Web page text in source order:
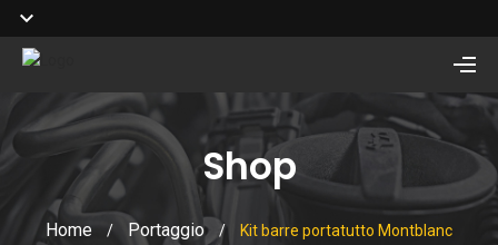
Shop
Home / Portaggio /
Kit barre portatutto Montblanc